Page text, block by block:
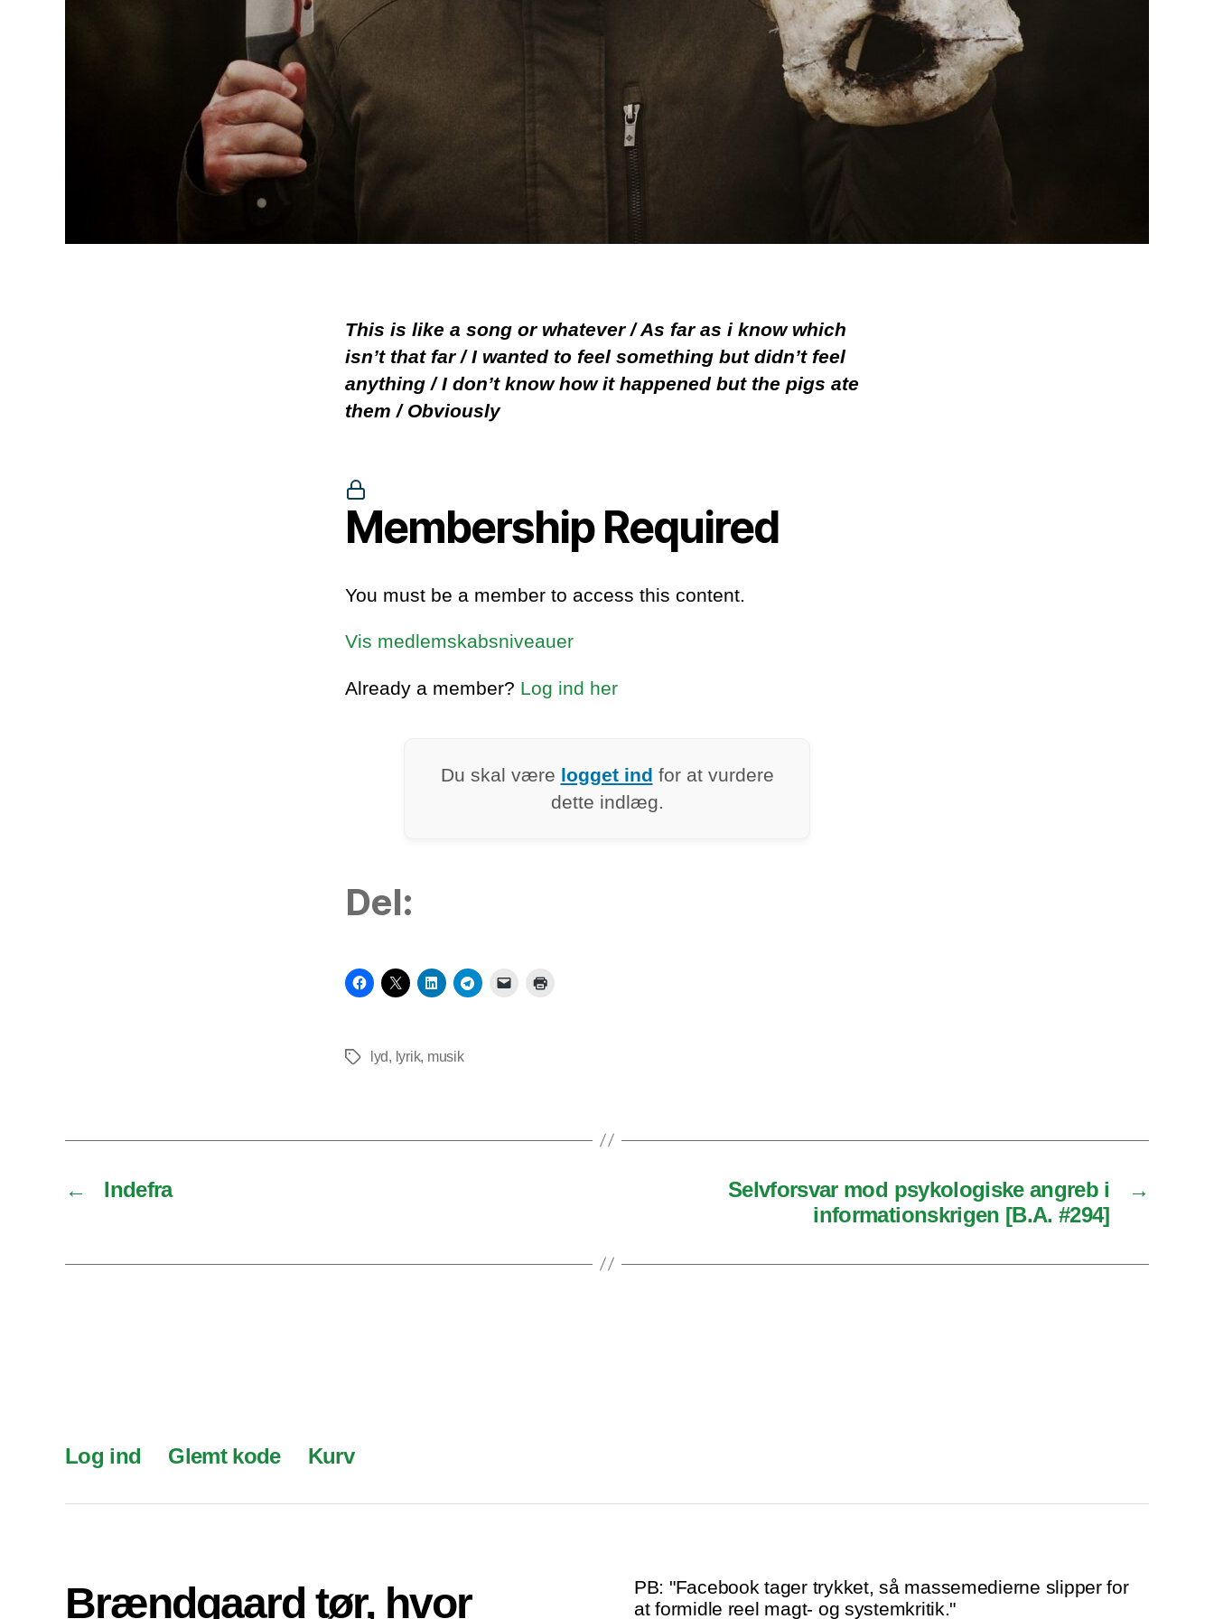
This is like a song or whatever / As far as i know which
isn’t that far / I wanted to feel something but didn’t feel
anything / I don’t know how it happened but the pigs ate
them / Obviously
Membership Required
You must be a member to access this content.
Vis medlemskabsniveauer
Already a member? Log ind her
Du skal være logget ind for at vurdere
dette indlæg.
Del:
Tagslyd, lyrik, musik
← Indefra →
Selvforsvar mod psykologiske angreb i
informationskrigen [B.A. #294]
Log ind Glemt kode Kurv
Brændgaard tør, hvor
PB: "Facebook tager trykket, så massemedierne slipper for
at formidle reel magt- og systemkritik."